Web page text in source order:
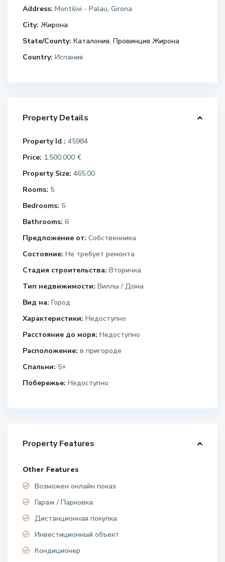
Address: Montilivi - Palau, Girona
City: Жирона
State/County: Каталония,Провинция Жирона
Country: Испания
Property Details
Property Id : 45984
Price: 1.500.000 €
Property Size: 465.00
Rooms: 5
Bedrooms: 5
Bathrooms: 6
Предложение от: Собственника
Состояние: Не требует ремонта
Стадия строительства: Вторичка
Тип недвижимости: Виллы / Дома
Вид на: Город
Характеристики: Недоступно
Расстояние до моря: Недоступно
Расположение: в пригороде
Спальни: 5+
Побережье: Недоступно
Property Features
Other Features
Возможен онлайн показ
Гараж / Парковка
Дистанционная покупка
Инвестиционный объект
Кондиционер